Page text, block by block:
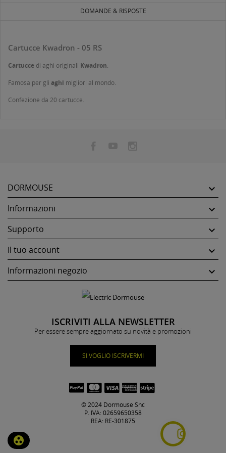
DOMANDE & RISPOSTE
Cartucce Kwadron - 05 RS
Cartucce di aghi originali Kwadron.
Famosa per gli aghi migliori al mondo.
Confezione da 20 cartucce.
DORMOUSE 
Informazioni 
Supporto 
Il tuo account 
Informazioni negozio 
ISCRIVITI ALLA NEWSLETTER
Per essere sempre aggiornato su novità e promozioni
SI VOGLIO ISCRIVERMI
© 2024 Dormouse Snc
P. IVA: 02659650358
REA: RE-301875
group_work